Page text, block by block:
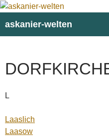
askanier-welten
L
Laaslich
Laasow